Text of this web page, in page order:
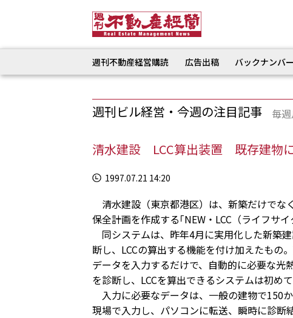
週刊不動産経営購読 広告出稿 バックナンバ
週刊ビル経営・今週の注目記事 毎
清水建設 LCC算出装置 既存建物
1997.07.21 14:20
清水建設（東京都港区）は、新築だけでな
保全計画を作成する｢NEW・LCC（ライフサ
同システムは、昨年4月に実用化した新築
断し、LCCの算出する機能を付け加えたもの
データを入力するだけで、自動的に必要な
を診断し、LCCを算出できるシステムは初めて
入力に必要なデータは、一般の建物で150
現場で入力し、パソコンに転送、瞬時に診断